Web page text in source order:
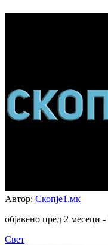
Автор: Скопје1.мк
објавено пред 2 месеци -
Свет